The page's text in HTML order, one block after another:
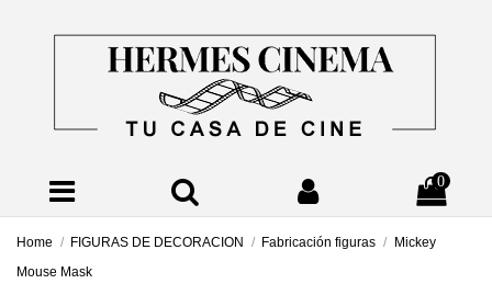
0
Home FIGURAS DE DECORACION Fabricación figuras
Mickey
Mouse Mask